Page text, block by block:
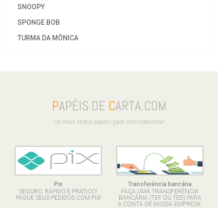
SNOOPY
SPONGE BOB
TURMA DA MÔNICA
PAPÉIS DE CARTA.COM
Os mais lindos papéis para você colecionar!
Pix
SEGURO, RÁPIDO E PRÁTICO!
PAGUE SEUS PEDIDOS COM PIX!
Transferência bancária
FAÇA UMA TRANSFERÊNCIA
BANCÁRIA (TEF OU TED) PARA
A CONTA DE NOSSA EMPRESA.